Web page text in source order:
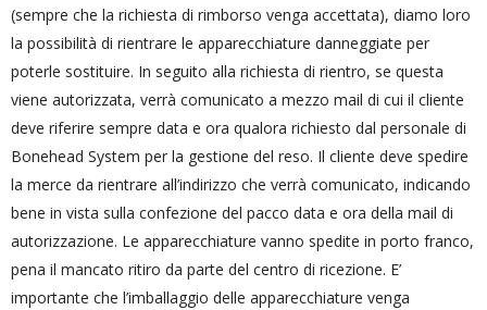
(sempre che la richiesta di rimborso venga accettata), diamo loro
la possibilità di rientrare le apparecchiature danneggiate per
poterle sostituire. In seguito alla richiesta di rientro, se questa
viene autorizzata, verrà comunicato a mezzo mail di cui il cliente
deve riferire sempre data e ora qualora richiesto dal personale di
Bonehead System per la gestione del reso. Il cliente deve spedire
la merce da rientrare all’indirizzo che verrà comunicato, indicando
bene in vista sulla confezione del pacco data e ora della mail di
autorizzazione. Le apparecchiature vanno spedite in porto franco,
pena il mancato ritiro da parte del centro di ricezione. E’
importante che l’imballaggio delle apparecchiature venga